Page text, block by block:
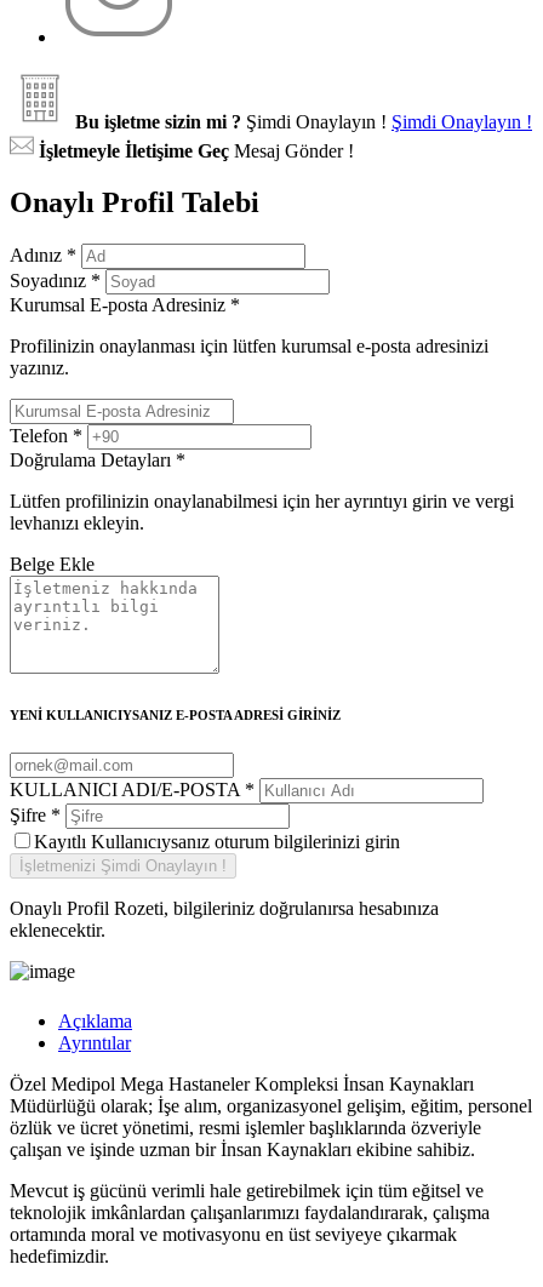
Bu işletme sizin mi ? Şimdi Onaylayın ! Şimdi Onaylayın !
İşletmeyle İletişime Geç Mesaj Gönder !
Onaylı Profil Talebi
Adınız *
Soyadınız *
Kurumsal E-posta Adresiniz *
Profilinizin onaylanması için lütfen kurumsal e-posta adresinizi
yazınız.
Telefon *
Doğrulama Detayları *
Lütfen profilinizin onaylanabilmesi için her ayrıntıyı girin ve vergi
levhanızı ekleyin.
Belge Ekle
YENİ KULLANICIYSANIZ E-POSTA ADRESİ GİRİNİZ
KULLANICI ADI/E-POSTA *
Şifre *
Kayıtlı Kullanıcıysanız oturum bilgilerinizi girin
Onaylı Profil Rozeti, bilgileriniz doğrulanırsa hesabınıza
eklenecektir.
Açıklama
Ayrıntılar
Özel Medipol Mega Hastaneler Kompleksi İnsan Kaynakları
Müdürlüğü olarak; İşe alım, organizasyonel gelişim, eğitim, personel
özlük ve ücret yönetimi, resmi işlemler başlıklarında özveriyle
çalışan ve işinde uzman bir İnsan Kaynakları ekibine sahibiz.
Mevcut iş gücünü verimli hale getirebilmek için tüm eğitsel ve
teknolojik imkânlardan çalışanlarımızı faydalandırarak, çalışma
ortamında moral ve motivasyonu en üst seviyeye çıkarmak
hedefimizdir.